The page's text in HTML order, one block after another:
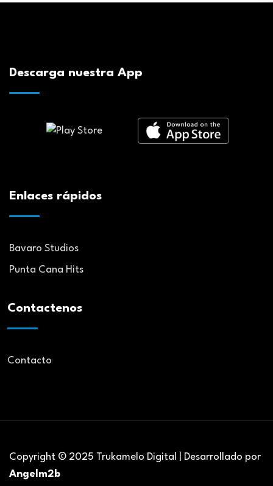
Descarga nuestra App
Enlaces rápidos
Bavaro Studios
Punta Cana Hits
Contactenos
Contacto
Copyright © 2025 Trukamelo Digital | Desarrollado por
Angelm2b